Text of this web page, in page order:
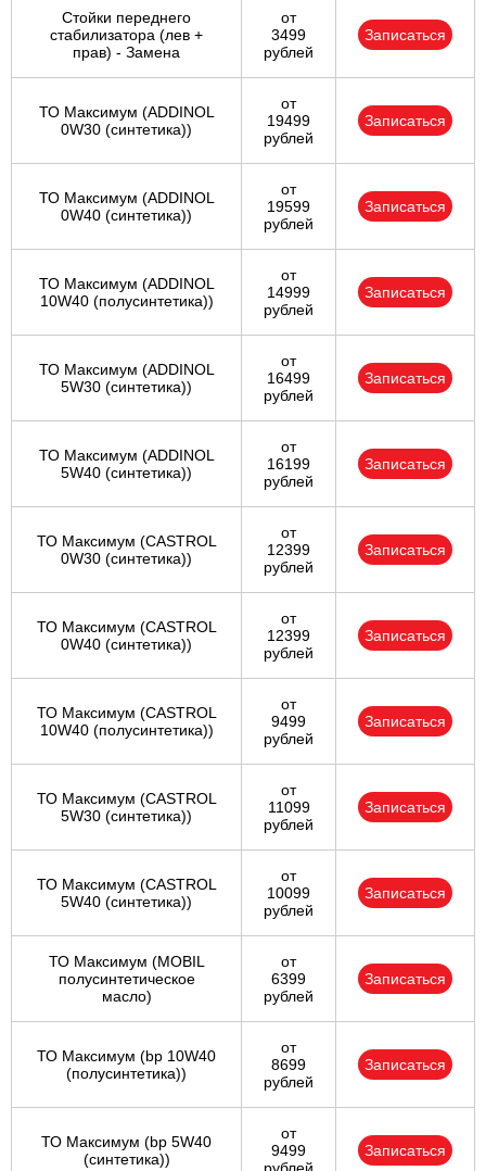
Стойки переднего
стабилизатора (лев +
прав) - Замена
от
3499
рублей
Записаться
ТО Максимум (ADDINOL
0W30 (синтетика))
от
19499
рублей
Записаться
ТО Максимум (ADDINOL
0W40 (синтетика))
от
19599
рублей
Записаться
ТО Максимум (ADDINOL
10W40 (полусинтетика))
от
14999
рублей
Записаться
ТО Максимум (ADDINOL
5W30 (синтетика))
от
16499
рублей
Записаться
ТО Максимум (ADDINOL
5W40 (синтетика))
от
16199
рублей
Записаться
ТО Максимум (CASTROL
0W30 (синтетика))
от
12399
рублей
Записаться
ТО Максимум (CASTROL
0W40 (синтетика))
от
12399
рублей
Записаться
ТО Максимум (CASTROL
10W40 (полусинтетика))
от
9499
рублей
Записаться
ТО Максимум (CASTROL
5W30 (синтетика))
от
11099
рублей
Записаться
ТО Максимум (CASTROL
5W40 (синтетика))
от
10099
рублей
Записаться
ТО Максимум (MOBIL
полуcинтетическое
масло)
от
6399
рублей
Записаться
ТО Максимум (bp 10W40
(полусинтетика))
от
8699
рублей
Записаться
ТО Максимум (bp 5W40
(синтетика))
от
9499
Записаться